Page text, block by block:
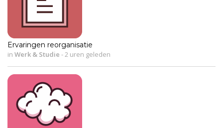
Ervaringen reorganisatie
in Werk & Studie -2 uren geleden